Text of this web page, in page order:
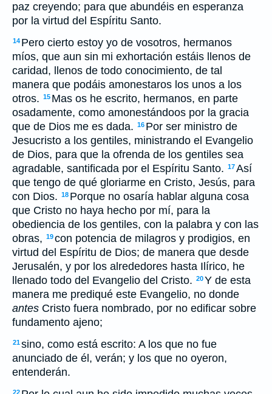
paz creyendo; para que abundéis en esperanza
por la virtud del Espíritu Santo.
14 Pero cierto estoy yo de vosotros, hermanos
míos, que aun sin mi exhortación estáis llenos de
caridad, llenos de todo conocimiento, de tal
manera que podáis amonestaros los unos a los
otros. 15 Mas os he escrito, hermanos, en parte
osadamente, como amonestándoos por la gracia
que de Dios me es dada. 16 Por ser ministro de
Jesucristo a los gentiles, ministrando el Evangelio
de Dios, para que la ofrenda de los gentiles sea
agradable, santificada por el Espíritu Santo. 17Así
que tengo de qué gloriarme en Cristo, Jesús, para
con Dios. 18 Porque no osaría hablar alguna cosa
que Cristo no haya hecho por mí, para la
obediencia de los gentiles, con la palabra y con las
obras, 19con potencia de milagros y prodigios, en
virtud del Espíritu de Dios; de manera que desde
Jerusalén, y por los alrededores hasta Ilírico, he
llenado todo del Evangelio del Cristo. 20Y de esta
manera me prediqué este Evangelio, no donde
antes Cristo fuera nombrado, por no edificar sobre
fundamento ajeno;
21sino, como está escrito: A los que no fue
anunciado de él, verán; y los que no oyeron,
entenderán.
22